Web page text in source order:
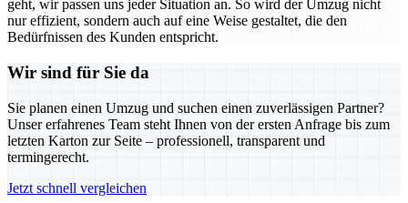
geht, wir passen uns jeder Situation an. So wird der Umzug nicht
nur effizient, sondern auch auf eine Weise gestaltet, die den
Bedürfnissen des Kunden entspricht.
Wir sind für Sie da
Sie planen einen Umzug und suchen einen zuverlässigen Partner?
Unser erfahrenes Team steht Ihnen von der ersten Anfrage bis zum
letzten Karton zur Seite – professionell, transparent und
termingerecht.
Jetzt schnell vergleichen